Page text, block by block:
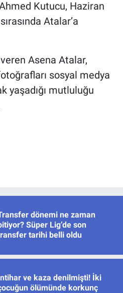
Kutucu, Haziran
Atalar’a
veren Asena Atalar,
sosyal medya
yaşadığı mutluluğu
dönemi ne zaman
Süper Lig’de son
tarihi belli oldu
ve kaza denilmişti! İki
ölümünde korkunç